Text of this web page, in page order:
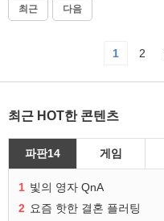
최근 다음
1 2
최근 HOT한 콘텐츠
파판14 게임
1 빛의 영자 QnA
2 요즘 핫한 결혼 플러팅